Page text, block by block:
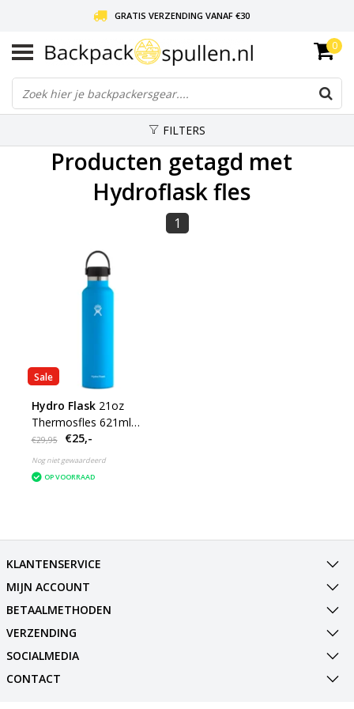
GRATIS VERZENDING VANAF €30
LIEFDE VOOR BACKPACKEN!
30 DAGEN GRATIS RETOUR
0
FILTERS
Producten getagd met
Hydroflask fles
1
Sale
Hydro Flask 21oz
Thermosfles 621ml
Standard Mouth - Flex
Cap
€29,95 €25,-
Nog niet gewaardeerd
OP VOORRAAD
KLANTENSERVICE
MIJN ACCOUNT
BETAALMETHODEN
VERZENDING
SOCIALMEDIA
CONTACT